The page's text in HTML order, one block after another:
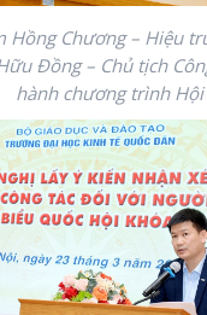
Hồng Chương – Hiệu
Đồng – Chủ tịch
hành chương trình